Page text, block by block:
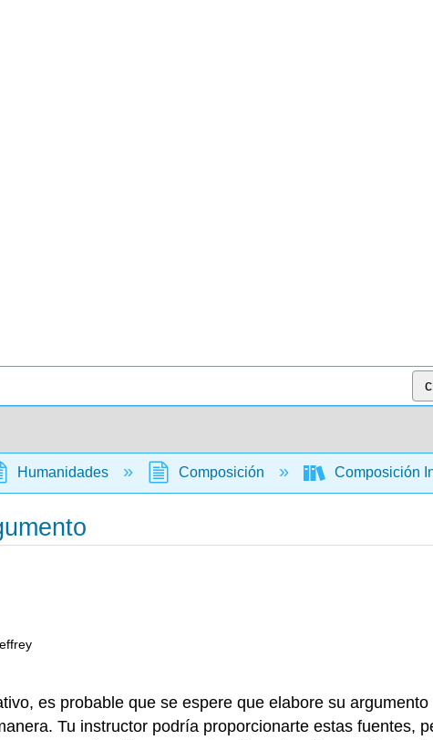
Humanidades Composición Composición
es probable que se espere que elabore su
Tu instructor podría proporcionarte estas fuentes,